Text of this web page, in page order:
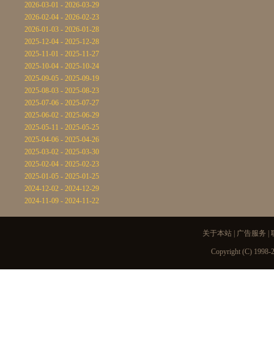
2026-03-01 - 2026-03-29
2026-02-04 - 2026-02-23
2026-01-03 - 2026-01-28
2025-12-04 - 2025-12-28
2025-11-01 - 2025-11-27
2025-10-04 - 2025-10-24
2025-09-05 - 2025-09-19
2025-08-03 - 2025-08-23
2025-07-06 - 2025-07-27
2025-06-02 - 2025-06-29
2025-05-11 - 2025-05-25
2025-04-06 - 2025-04-26
2025-03-02 - 2025-03-30
2025-02-04 - 2025-02-23
2025-01-05 - 2025-01-25
2024-12-02 - 2024-12-29
2024-11-09 - 2024-11-22
关于本站| 广告服务
Copyright (C) 1998-